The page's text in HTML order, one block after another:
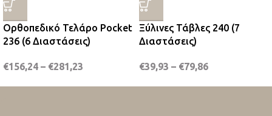
Ορθοπεδικό Τελάρο Pocket
236 (6 Διαστάσεις)
€156,24 – €281,23
Ξύλινες Τάβλες 240 (7
Διαστάσεις)
€39,93 – €79,86